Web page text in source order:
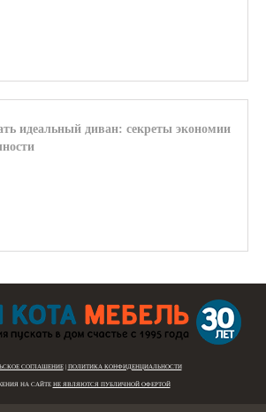
идеальный диван: секреты экономии
СОГЛАШЕНИЕ| ПОЛИТИКА КОНФИДЕНЦИАЛЬНОСТИ
НА САЙТЕ НЕ ЯВЛЯЮТСЯ ПУБЛИЧНОЙ ОФЕРТОЙ